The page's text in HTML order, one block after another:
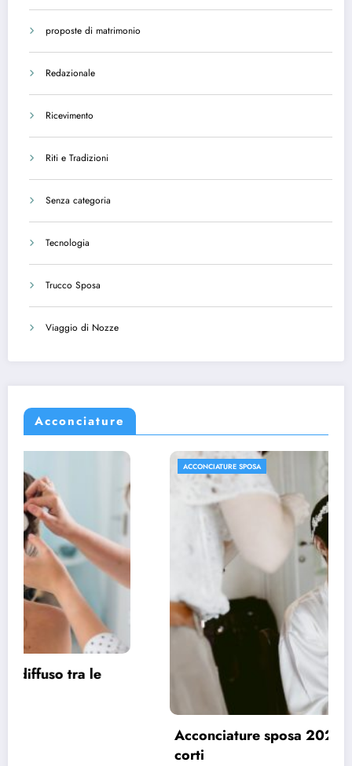
proposte di matrimonio
Redazionale
Ricevimento
Riti e Tradizioni
Senza categoria
Tecnologia
Trucco Sposa
Viaggio di Nozze
Acconciature
Acconciature sposa 2022, spazio ai capelli